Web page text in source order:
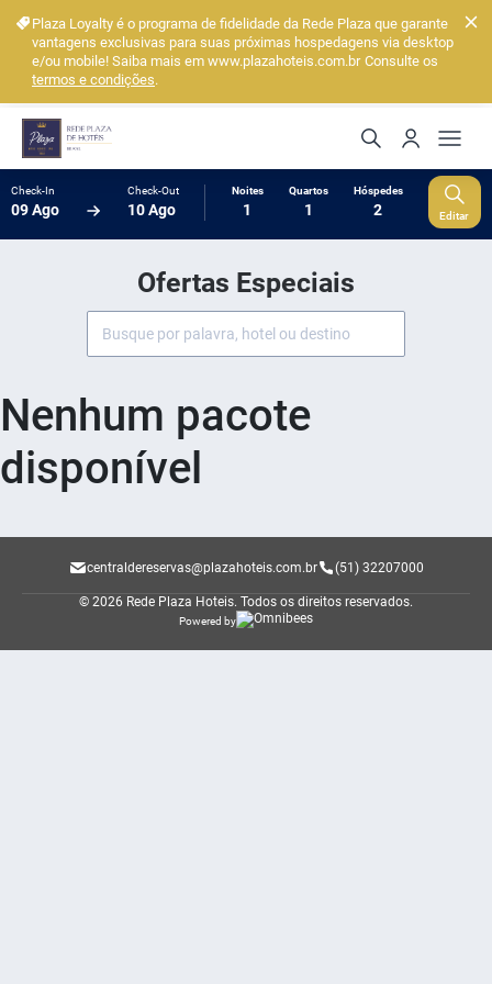
Plaza Loyalty é o programa de fidelidade da Rede Plaza que garante
vantagens exclusivas para suas próximas hospedagens via desktop
e/ou mobile! Saiba mais em www.plazahoteis.com.br Consulte os
termos e condições.
Check-In
09 Ago
Check-Out
10 Ago
Noites
1
Quartos
1
Hóspedes
2 Editar
Ofertas Especiais
Nenhum pacote
disponível
centraldereservas@plazahoteis.com.br (51) 32207000
© 2026 Rede Plaza Hoteis. Todos os direitos reservados.
Powered by